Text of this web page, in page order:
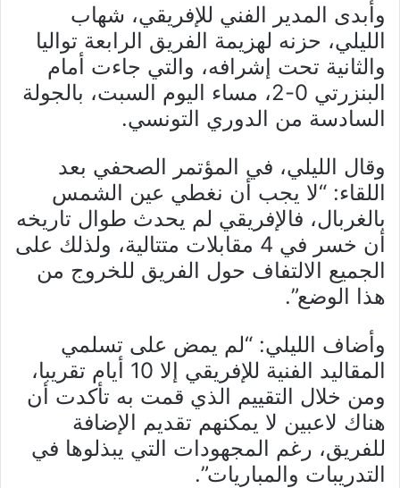
وأبدى المدير الفني للإفريقي، شهاب
الليلي، حزنه لهزيمة الفريق الرابعة تواليا
والثانية تحت إشرافه، والتي جاءت أمام
البنزرتي 0-2، مساء اليوم السبت، بالجولة
السادسة من الدوري التونسي.
وقال الليلي، في المؤتمر الصحفي بعد
اللقاء: “لا يجب أن نغطي عين الشمس
بالغربال، فالإفريقي لم يحدث طوال تاريخه
أن خسر في 4 مقابلات متتالية، ولذلك على
الجميع الالتفاف حول الفريق للخروج من
هذا الوضع”.
وأضاف الليلي: “لم يمض على تسلمي
المقاليد الفنية للإفريقي إلا 10 أيام تقريبا،
ومن خلال التقييم الذي قمت به تأكدت أن
هناك لاعبين لا يمكنهم تقديم الإضافة
للفريق، رغم المجهودات التي يبذلوها في
التدريبات والمباريات”.